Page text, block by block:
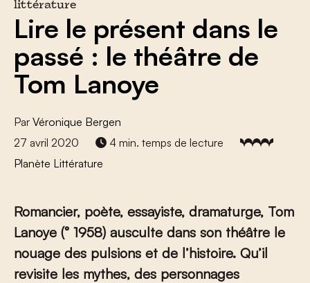
littérature
Lire le présent dans le
passé : le théâtre de
Tom Lanoye
Par Véronique Bergen
27 avril 2020
4 min. temps de lecture
Planète Littérature
Romancier, poète, essayiste, dramaturge, Tom
Lanoye (° 1958) ausculte dans son théâtre le
nouage des pulsions et de l’histoire. Qu’il
revisite les mythes, des personnages